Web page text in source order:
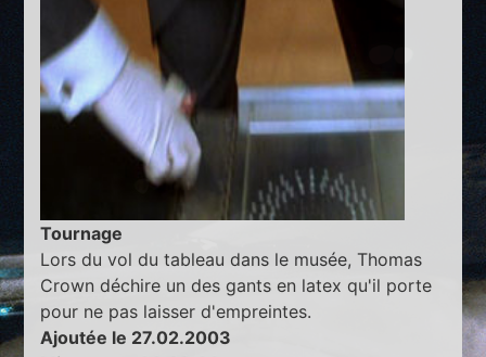
Tournage
Lors du vol du tableau dans le musée, Thomas
Crown déchire un des gants en latex qu'il porte
pour ne pas laisser d'empreintes.
Ajoutée le 27.02.2003